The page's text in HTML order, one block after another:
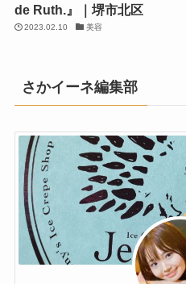
de Ruth.』｜堺市北区
2023.02.10 美容
さかイーネ編集部